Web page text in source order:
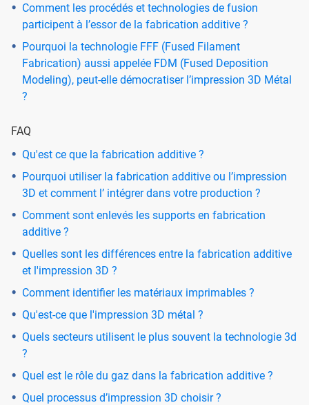
Comment les procédés et technologies de fusion
participent à l’essor de la fabrication additive ?
Pourquoi la technologie FFF (Fused Filament
Fabrication) aussi appelée FDM (Fused Deposition
Modeling), peut-elle démocratiser l’impression 3D Métal
?
FAQ
Qu'est ce que la fabrication additive ?
Pourquoi utiliser la fabrication additive ou l’impression
3D et comment l’ intégrer dans votre production ?
Comment sont enlevés les supports en fabrication
additive ?
Quelles sont les différences entre la fabrication additive
et l'impression 3D ?
Comment identifier les matériaux imprimables ?
Qu'est-ce que l'impression 3D métal ?
Quels secteurs utilisent le plus souvent la technologie 3d
?
Quel est le rôle du gaz dans la fabrication additive ?
Quel processus d’impression 3D choisir ?